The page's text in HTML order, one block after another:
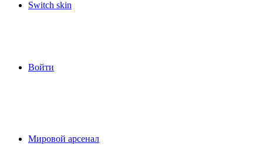
Switch skin
Войти
Мировой арсенал